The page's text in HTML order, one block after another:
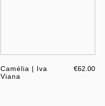
Camélia | Iva
Viana
€62.00